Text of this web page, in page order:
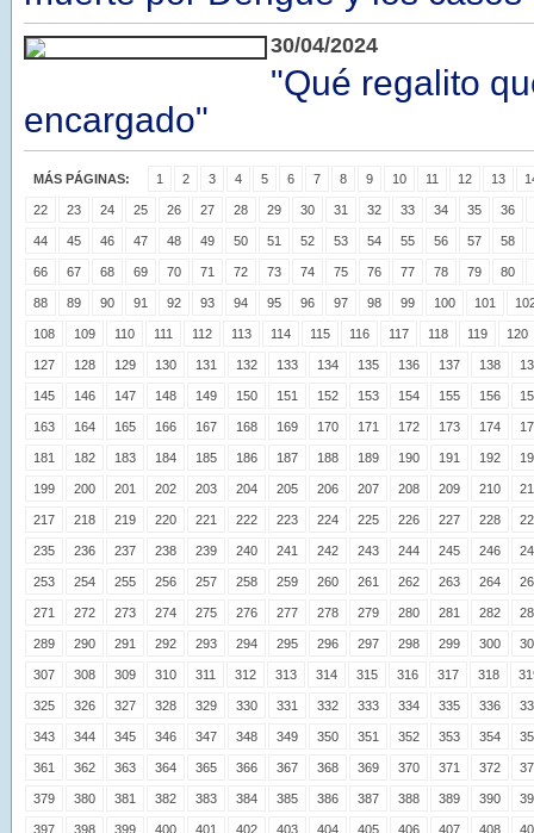
30/04/2024
"Qué regalito
encargado"
MÁS PÁGINAS: 1 2 3 4 5 6 7 8 9 10 11 12 13
22 23 24 25 26 27 28 29 30 31 32 33 34 35 36
44 45 46 47 48 49 50 51 52 53 54 55 56 57 58
66 67 68 69 70 71 72 73 74 75 76 77 78 79 80
88 89 90 91 92 93 94 95 96 97 98 99 100 101
108 109 110 111 112 113 114 115 116 117 118 119 120
127 128 129 130 131 132 133 134 135 136 137 138
145 146 147 148 149 150 151 152 153 154 155 156
163 164 165 166 167 168 169 170 171 172 173 174
181 182 183 184 185 186 187 188 189 190 191 192
199 200 201 202 203 204 205 206 207 208 209 210
217 218 219 220 221 222 223 224 225 226 227 228
235 236 237 238 239 240 241 242 243 244 245 246
253 254 255 256 257 258 259 260 261 262 263 264
271 272 273 274 275 276 277 278 279 280 281 282
289 290 291 292 293 294 295 296 297 298 299 300
307 308 309 310 311 312 313 314 315 316 317 318
325 326 327 328 329 330 331 332 333 334 335 336
343 344 345 346 347 348 349 350 351 352 353 354
361 362 363 364 365 366 367 368 369 370 371 372
379 380 381 382 383 384 385 386 387 388 389 390
397 398 399 400 401 402 403 404 405 406 407 408